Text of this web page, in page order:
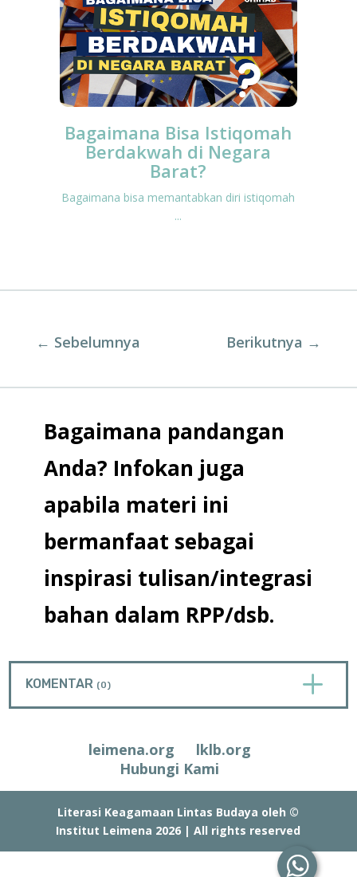
Bagaimana Bisa Istiqomah
Berdakwah di Negara
Barat?
Bagaimana bisa memantabkan diri istiqomah
...
← Sebelumnya Berikutnya →
Bagaimana pandangan
Anda? Infokan juga
apabila materi ini
bermanfaat sebagai
inspirasi tulisan/integrasi
bahan dalam RPP/dsb.
KOMENTAR (0) L
leimena.org
lklb.org
Hubungi Kami
Literasi Keagamaan Lintas Budaya oleh ©
Institut Leimena 2026 | All rights reserved